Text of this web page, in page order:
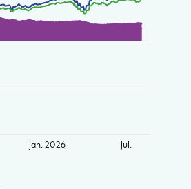
jan. 2026 jul.